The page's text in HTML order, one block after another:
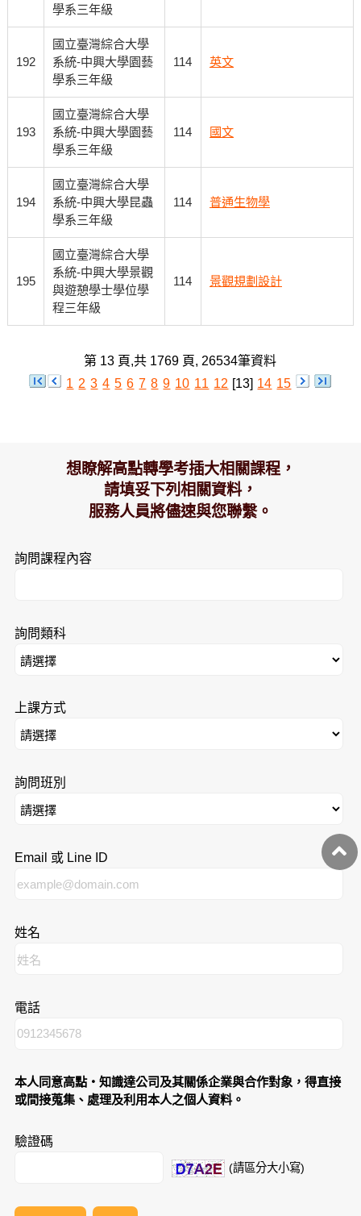
學系三年級
192
國立臺灣綜合大學
系統-中興大學園藝
學系三年級
114 英文
193
國立臺灣綜合大學
系統-中興大學園藝
學系三年級
114 國文
194
國立臺灣綜合大學
系統-中興大學昆蟲
學系三年級
114 普通生物學
195
國立臺灣綜合大學
系統-中興大學景觀
與遊憩學士學位學
程三年級
114 景觀規劃設計
第 13 頁,共 1769 頁, 26534筆資料
1 2 3 4 5 6 7 8 9 10 11 12 [13] 14 15
想瞭解高點轉學考插大相關課程，
請填妥下列相關資料，
服務人員將儘速與您聯繫。
詢問課程內容
詢問類科
上課方式
詢問班別
Email 或 Line ID
姓名
電話
本人同意高點‧知識達公司及其關係企業與合作對象，得直接
或間接蒐集、處理及利用本人之個人資料。
驗證碼
(請區分大小寫)